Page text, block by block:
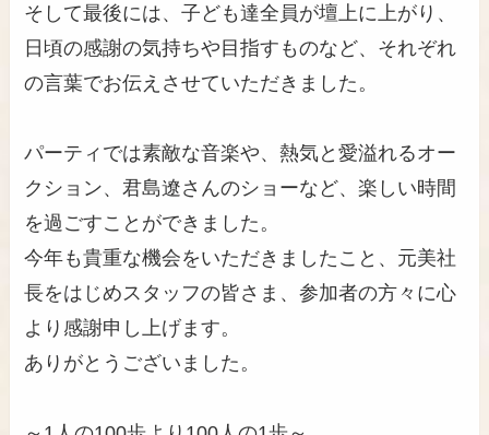
そして最後には、子ども達全員が壇上に上がり、
日頃の感謝の気持ちや目指すものなど、それぞれ
の言葉でお伝えさせていただきました。
パーティでは素敵な音楽や、熱気と愛溢れるオー
クション、君島遼さんのショーなど、楽しい時間
を過ごすことができました。
今年も貴重な機会をいただきましたこと、元美社
長をはじめスタッフの皆さま、参加者の方々に心
より感謝申し上げます。
ありがとうございました。